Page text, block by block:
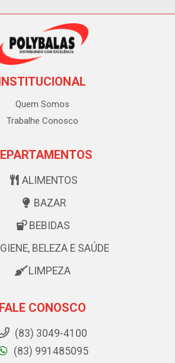
Quem Somos
Trabalhe Conosco
ALIMENTOS
BAZAR
BEBIDAS
BELEZA E SAÚDE
LIMPEZA
FALE CONOSCO
(83) 3049-4100
(83) 991485095